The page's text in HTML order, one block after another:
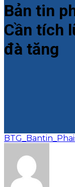
Bản tin
Cần tích
đà tăng